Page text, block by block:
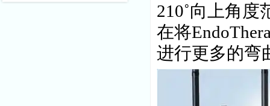
210˚向上角
在将
进行更多的弯